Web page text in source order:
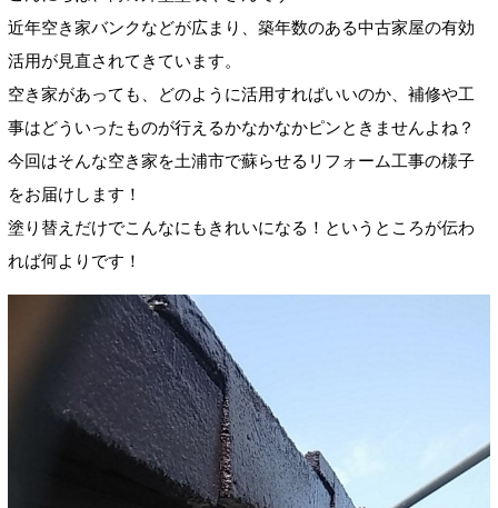
近年空き家バンクなどが広まり、築年数のある中古家屋の有効
活用が見直されてきています。
空き家があっても、どのように活用すればいいのか、補修や工
事はどういったものが行えるかなかなかピンときませんよね？
今回はそんな空き家を土浦市で蘇らせるリフォーム工事の様子
をお届けします！
塗り替えだけでこんなにもきれいになる！というところが伝わ
れば何よりです！